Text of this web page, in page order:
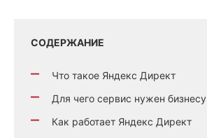
СОДЕРЖАНИЕ
Что такое Яндекс Директ
Для чего сервис нужен бизнесу
Как работает Яндекс Директ